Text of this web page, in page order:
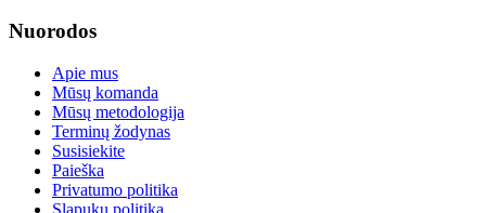
Nuorodos
Apie mus
Mūsų komanda
Mūsų metodologija
Terminų žodynas
Susisiekite
Paieška
Privatumo politika
Slapukų politika